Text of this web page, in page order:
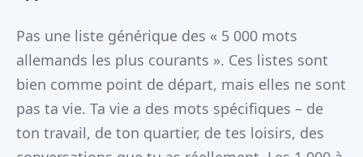
Pas une liste générique des « 5 000 mots
allemands les plus courants ». Ces listes sont
bien comme point de départ, mais elles ne sont
pas ta vie. Ta vie a des mots spécifiques – de
ton travail, de ton quartier, de tes loisirs, des